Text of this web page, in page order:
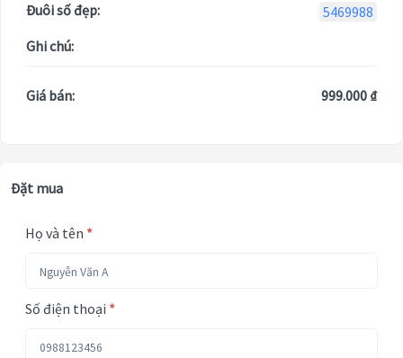
Đuôi số đẹp:
5469988
Ghi chú:
Giá bán: 999.000 ₫
Đặt mua
Họ và tên *
Số điện thoại *